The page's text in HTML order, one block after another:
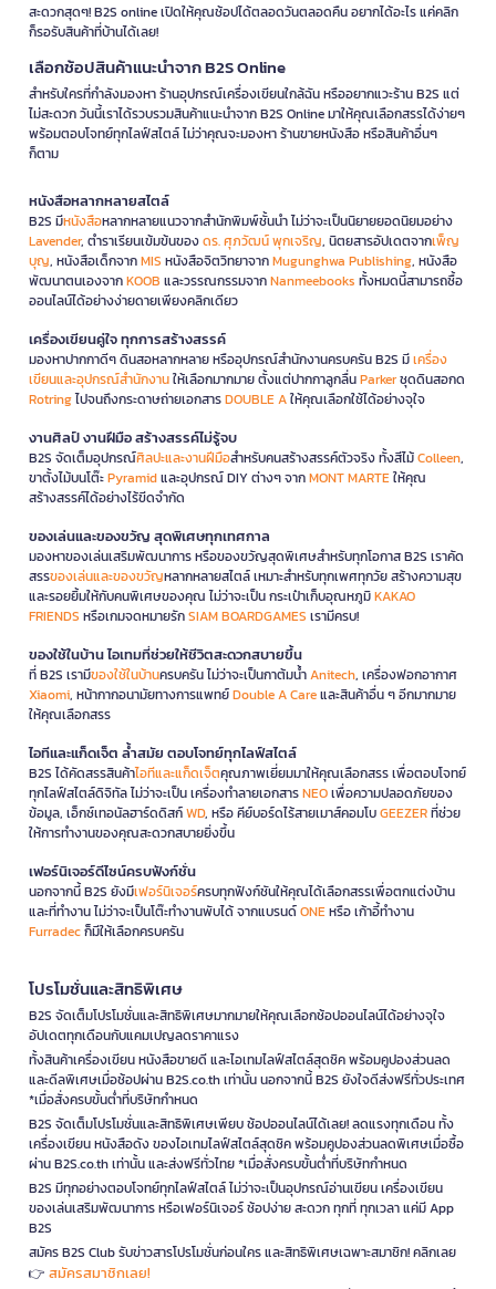
สะดวกสุดๆ! B2S online เปิดให้คุณช้อปได้ตลอดวันตลอดคืน อยากได้อะไร แค่คลิก
ก็รอรับสินค้าที่บ้านได้เลย!
เลือกช้อปสินค้าแนะนำจาก B2S Online
สำหรับใครที่กำลังมองหา ร้านอุปกรณ์เครื่องเขียนใกล้ฉัน หรืออยากแวะร้าน B2S แต่
ไม่สะดวก วันนี้เราได้รวบรวมสินค้าแนะนำจาก B2S Online มาให้คุณเลือกสรรได้ง่ายๆ
พร้อมตอบโจทย์ทุกไลฟ์สไตล์ ไม่ว่าคุณจะมองหา ร้านขายหนังสือ หรือสินค้าอื่นๆ
ก็ตาม
หนังสือหลากหลายสไตล์
B2S มีหนังสือหลากหลายแนวจากสำนักพิมพ์ชั้นนำ ไม่ว่าจะเป็นนิยายยอดนิยมอย่าง
Lavender, ตำราเรียนเข้มข้นของดร. ศุภวัฒน์ พุกเจริญ, นิตยสารอัปเดตจากเพ็ญ
บุญ, หนังสือเด็กจากMIS หนังสือจิตวิทยาจากMugunghwa Publishing, หนังสือ
พัฒนาตนเองจากKOOB และวรรณกรรมจากNanmeebooks ทั้งหมดนี้สามารถซื้อ
ออนไลน์ได้อย่างง่ายดายเพียงคลิกเดียว
เครื่องเขียนคู่ใจ ทุกการสร้างสรรค์
มองหาปากกาดีๆ ดินสอหลากหลาย หรืออุปกรณ์สำนักงานครบครัน B2S มีเครื่อง
เขียนและอุปกรณ์สำนักงานให้เลือกมากมาย ตั้งแต่ปากกาลูกลื่นParkerชุดดินสอกด
Rotringไปจนถึงกระดาษถ่ายเอกสารDOUBLE Aให้คุณเลือกใช้ได้อย่างจุใจ
งานศิลป์ งานฝีมือ สร้างสรรค์ไม่รู้จบ
B2S จัดเต็มอุปกรณ์ศิลปะและงานฝีมือสำหรับคนสร้างสรรค์ตัวจริง ทั้งสีไม้Colleen,
ขาตั้งไม้บนโต๊ะPyramidและอุปกรณ์ DIY ต่างๆ จากMONT MARTEให้คุณ
สร้างสรรค์ได้อย่างไร้ขีดจำกัด
ของเล่นและของขวัญ สุดพิเศษทุกเทศกาล
มองหาของเล่นเสริมพัฒนาการ หรือของขวัญสุดพิเศษสำหรับทุกโอกาส B2S เราคัด
สรรของเล่นและของขวัญหลากหลายสไตล์ เหมาะสำหรับทุกเพศทุกวัย สร้างความสุข
และรอยยิ้มให้กับคนพิเศษของคุณ ไม่ว่าจะเป็น กระเป๋าเก็บอุณหภูมิKAKAO
FRIENDS หรือเกมจดหมายรักSIAM BOARDGAMES เรามีครบ!
ของใช้ในบ้าน ไอเทมที่ช่วยให้ชีวิตสะดวกสบายขึ้น
ที่ B2S เรามีของใช้ในบ้านครบครัน ไม่ว่าจะเป็นกาต้มน้ำAnitech, เครื่องฟอกอากาศ
Xiaomi, หน้ากากอนามัยทางการแพทย์Double A Careและสินค้าอื่น ๆ อีกมากมาย
ให้คุณเลือกสรร
ไอทีและแก็ดเจ็ต ล้ำสมัย ตอบโจทย์ทุกไลฟ์สไตล์
B2S ได้คัดสรรสินค้าไอทีและแก็ดเจ็ตคุณภาพเยี่ยมมาให้คุณเลือกสรร เพื่อตอบโจทย์
ทุกไลฟ์สไตล์ดิจิทัล ไม่ว่าจะเป็น เครื่องทำลายเอกสารNEOเพื่อความปลอดภัยของ
ข้อมูล, เอ็กซ์เทอนัลฮาร์ดดิสก์WD, หรือ คีย์บอร์ดไร้สายเมาส์คอมโบGEEZERที่ช่วย
ให้การทำงานของคุณสะดวกสบายยิ่งขึ้น
เฟอร์นิเจอร์ดีไซน์ครบฟังก์ชั่น
นอกจากนี้ B2S ยังมีเฟอร์นิเจอร์ครบทุกฟังก์ชันให้คุณได้เลือกสรรเพื่อตกแต่งบ้าน
และที่ทำงาน ไม่ว่าจะเป็นโต๊ะทำงานพับได้ จากแบรนด์ONEหรือ เก้าอี้ทำงาน
Furradecก็มีให้เลือกครบครัน
โปรโมชั่นและสิทธิพิเศษ
B2S จัดเต็มโปรโมชั่นและสิทธิพิเศษมากมายให้คุณเลือกช้อปออนไลน์ได้อย่างจุใจ
อัปเดตทุกเดือนกับแคมเปญลดราคาแรง
ทั้งสินค้าเครื่องเขียน หนังสือขายดี และไอเทมไลฟ์สไตล์สุดชิค พร้อมคูปองส่วนลด
และดีลพิเศษเมื่อช้อปผ่าน B2S.co.th เท่านั้น นอกจากนี้ B2S ยังใจดีส่งฟรีทั่วประเทศ
*เมื่อสั่งครบขั้นต่ำที่บริษัทกำหนด
B2S จัดเต็มโปรโมชั่นและสิทธิพิเศษเพียบ ช้อปออนไลน์ได้เลย! ลดแรงทุกเดือน ทั้ง
เครื่องเขียน หนังสือดัง ของไอเทมไลฟ์สไตล์สุดชิค พร้อมคูปองส่วนลดพิเศษเมื่อซื้อ
ผ่าน B2S.co.th เท่านั้น และส่งฟรีทั่วไทย *เมื่อสั่งครบขั้นต่ำที่บริษัทกำหนด
B2S มีทุกอย่างตอบโจทย์ทุกไลฟ์สไตล์ ไม่ว่าจะเป็นอุปกรณ์อ่านเขียน เครื่องเขียน
ของเล่นเสริมพัฒนาการ หรือเฟอร์นิเจอร์ ช้อปง่าย สะดวก ทุกที่ ทุกเวลา แค่มี App
B2S
สมัคร B2S Club รับข่าวสารโปรโมชั่นก่อนใคร และสิทธิพิเศษเฉพาะสมาชิก! คลิกเลย
👉 สมัครสมาชิกเลย!